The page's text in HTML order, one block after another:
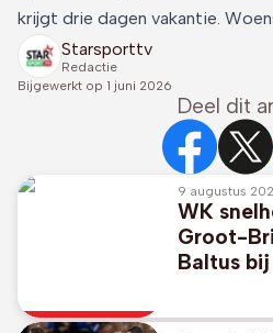
krijgt drie dagen vakantie.
Starsporttv
Redactie
Bijgewerkt op 1 juni 2026
Deel dit
9 augustus
WK
Groot-
Baltus
in